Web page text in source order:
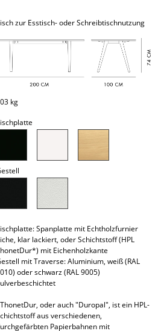
zur Esstisch- oder Schreibtischnutzung
kg
Spanplatte mit Echtholzfurnier
klar lackiert, oder Schichtstoff (HPL
mit Eichenholzkante
mit Traverse: Aluminium, weiß (RAL
oder schwarz (RAL 9005)
oder auch "Duropal", ist ein HPL-
aus verschiedenen,
Papierbahnen mit